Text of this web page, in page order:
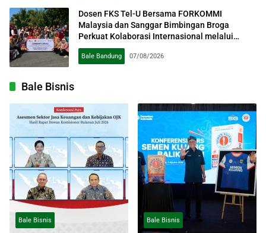
Dosen FKS Tel-U Bersama FORKOMMI
Malaysia dan Sanggar Bimbingan Broga
Perkuat Kolaborasi Internasional melalui
Pengabdian kepada Masyarakat
Bale Bandung 07/08/2026
Bale Bisnis
Bale Bisnis Bale Bisnis